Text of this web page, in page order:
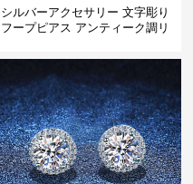
シルバーアクセサリー 文字彫り
フープピアス アンティーク調リ